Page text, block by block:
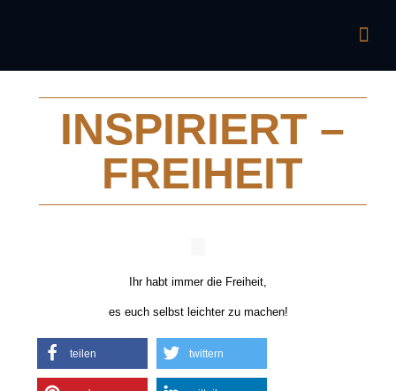
INSPIRIERT –
FREIHEIT
Ihr habt immer die Freiheit,
es euch selbst leichter zu machen!
teilen twittern